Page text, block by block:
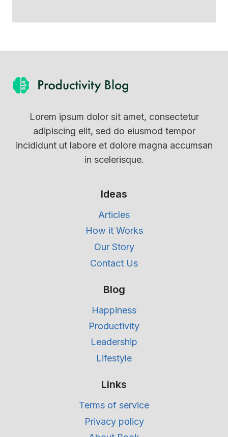
Lorem ipsum dolor sit amet, consectetur
adipiscing elit, sed do eiusmod tempor
incididunt ut labore et dolore magna accumsan
in scelerisque.
Ideas
Articles
How it Works
Our Story
Contact Us
Blog
Happiness
Productivity
Leadership
Lifestyle
Links
Terms of service
Privacy policy